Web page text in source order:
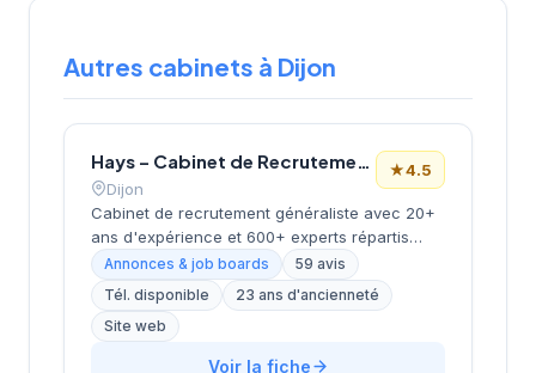
Autres cabinets à Dijon
Dijon
★4.5
Cabinet de recrutement généraliste avec 20+
ans d'expérience et 600+ experts répartis
dans 17 bureaux en France. Propose des
services de placement en CDI, CDD/intérim et
freelance. Positionné comme partenaire de
carrière durable avec accompagnement
personnalisé et contenus informationnels
Annonces & job boards
59 avis
Tél. disponible
23 ans d'ancienneté
Site web
Voir la fiche